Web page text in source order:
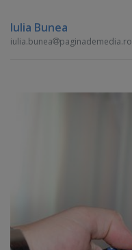
Iulia Bunea
iulia.bunea paginademedia.ro